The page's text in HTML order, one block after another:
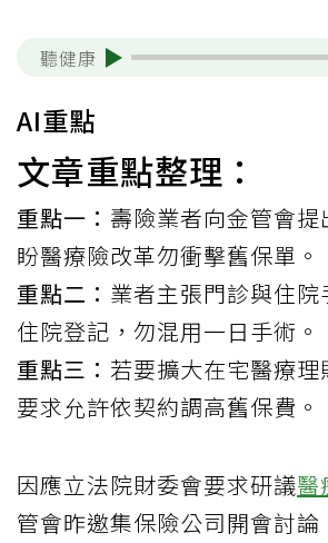
聽健康
AI重點
文章重點整理：
重點一： 壽險業者向金管會提
盼醫療險改革勿衝擊舊保單。
重點二： 業者主張門診與住
住院登記，勿混用一日手術。
重點三： 若要擴大在宅醫療
要求允許依契約調高舊保費。
因應立法院財委會要求研議醫
管會昨邀集保險公司開會討論